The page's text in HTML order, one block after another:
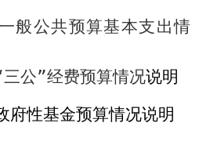
般公共预算基本支出情
公”经费预算情况说明
府性基金预算情况说明